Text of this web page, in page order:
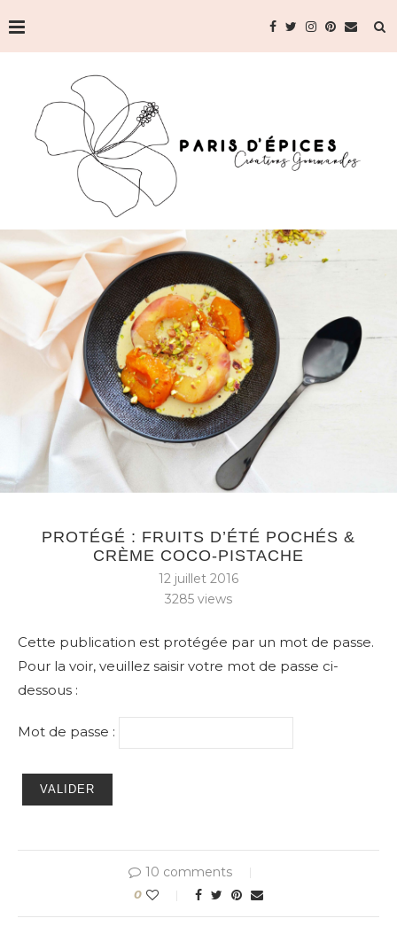
PROTÉGÉ : FRUITS D’ÉTÉ POCHÉS &
CRÈME COCO-PISTACHE
12 juillet 2016
3285 views
Cette publication est protégée par un mot de passe.
Pour la voir, veuillez saisir votre mot de passe ci-
dessous :
Mot de passe :
10 comments
0